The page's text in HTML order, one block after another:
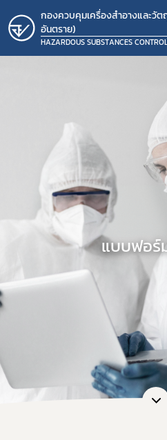
กองควบคุมเครื่องสำอางและวั
อันตราย)
HAZARDOUS SUBSTANCES
แบบฟอ